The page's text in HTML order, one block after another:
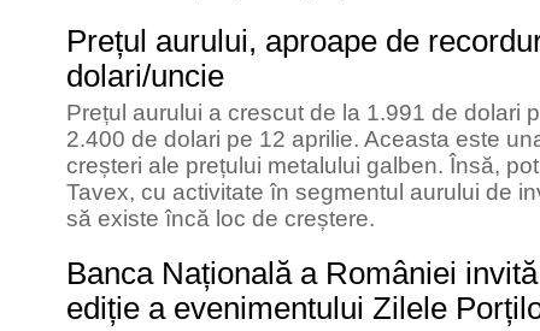
Prețul aurului, aproape de
dolari/uncie
Prețul aurului a crescut de la 1.991 de dolari
2.400 de dolari pe 12 aprilie. Aceasta este
creșteri ale prețului metalului galben. Însă,
Tavex, cu activitate în segmentul aurului de
să existe încă loc de creștere.
Banca Națională a României
ediție a evenimentului Zilele